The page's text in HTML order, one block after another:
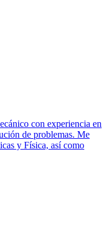
con experiencia en
de problemas. Me
y Física, así como